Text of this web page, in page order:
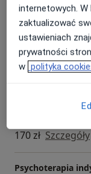
Konsultacja
170 zł Szczegóły
Psychoterapia
Konsultacja
170 zł Szczegóły
Psychoterapia
internetowych.
zaktualizować
ustawieniach
prywatności
w polityka